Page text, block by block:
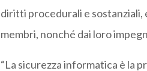
diritti procedurali e sostanziali,
membri, nonché dai loro
“La sicurezza informatica è la